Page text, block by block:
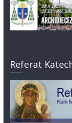
Referat